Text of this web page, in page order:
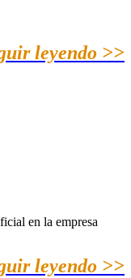
leyendo >>
en la empresa
leyendo >>